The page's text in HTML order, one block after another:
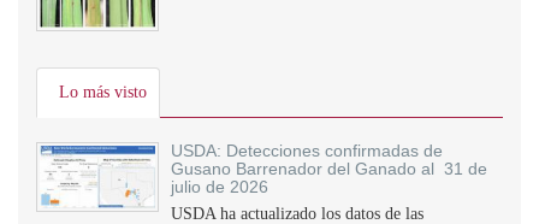
Lo más visto
USDA: Detecciones confirmadas de
Gusano Barrenador del Ganado al 31 de
julio de 2026
USDA ha actualizado los datos de las